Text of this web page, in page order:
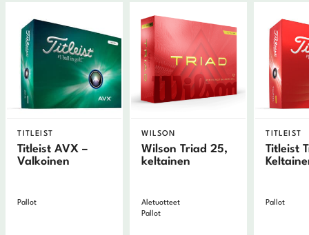
TITLEIST
Titleist AVX –
Valkoinen
Pallot
WILSON
Wilson Triad 25,
keltainen
Aletuotteet
Pallot
TITLEIST
Titleist
Pallot